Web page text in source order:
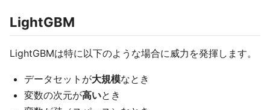
LightGBM
LightGBMは特に以下のような場合に威力を発揮します。
データセットが大規模なとき
変数の次元が高いとき